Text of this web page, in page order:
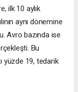
ilk 10 aylık
aynı dönemine
Avro bazında ise
Bu
yüzde 19, tedarik